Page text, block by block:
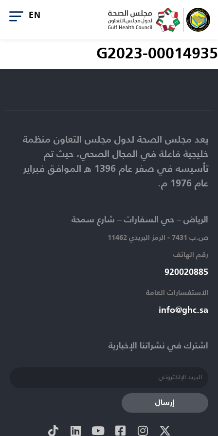
G2023-00014935
اشترك في نشراتنا الإخبارية​
إرسال
الرياض – حي السفارات – شارع سمحة​
ص.ب 7431 - الرمز البريدي 11462
رقم الهاتف​
920020885​
الاستفسارات العامة ​
info@ghc.sa​
يعد مجلس الصحة لدول مجلس التعاون منظمة
خليجية فاعلة في المجال الصحي، حيث تم
تأسيسه في صفر عام 1396 ه الموافق فبراير
عام 1976 م.